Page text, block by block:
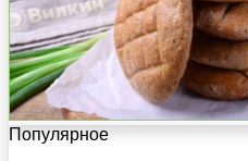
Популярное